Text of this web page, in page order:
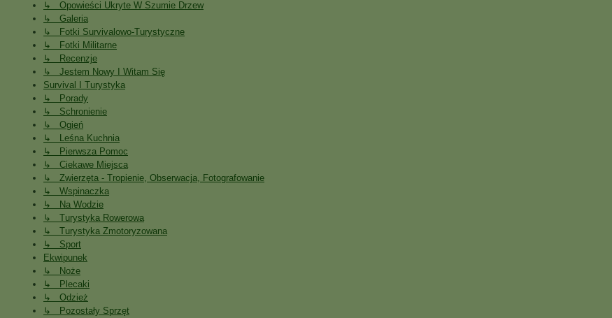
↳ Opowieści Ukryte W Szumie Drzew
↳ Galeria
↳ Fotki Survivalowo-Turystyczne
↳ Fotki Militarne
↳ Recenzje
↳ Jestem Nowy I Witam Się
Survival I Turystyka
↳ Porady
↳ Schronienie
↳ Ogień
↳ Leśna Kuchnia
↳ Pierwsza Pomoc
↳ Ciekawe Miejsca
↳ Zwierzęta - Tropienie, Obserwacja, Fotografowanie
↳ Wspinaczka
↳ Na Wodzie
↳ Turystyka Rowerowa
↳ Turystyka Zmotoryzowana
↳ Sport
Ekwipunek
↳ Noże
↳ Plecaki
↳ Odzież
↳ Pozostały Sprzęt